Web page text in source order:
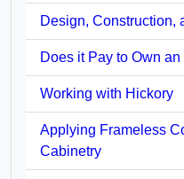
Design, Construction,
Does it Pay to Own
Working with Hickory
Applying Frameless
Cabinetry